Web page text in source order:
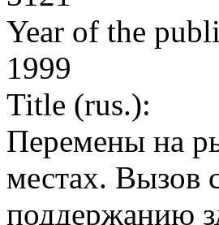
Year of the
1999
Title (rus.):
Перемены на
местах. Вызов
поддержанию